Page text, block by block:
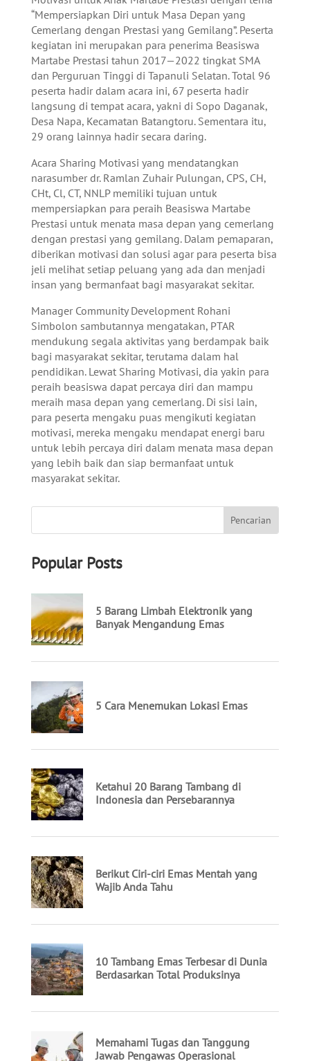
“Mempersiapkan Diri untuk Masa Depan yang
Cemerlang dengan Prestasi yang Gemilang”. Peserta
kegiatan ini merupakan para penerima Beasiswa
Martabe Prestasi tahun 2017—2022 tingkat SMA
dan Perguruan Tinggi di Tapanuli Selatan. Total 96
peserta hadir dalam acara ini, 67 peserta hadir
langsung di tempat acara, yakni di Sopo Daganak,
Desa Napa, Kecamatan Batangtoru. Sementara itu,
29 orang lainnya hadir secara daring.
Acara Sharing Motivasi yang mendatangkan
narasumber dr. Ramlan Zuhair Pulungan, CPS, CH,
CHt, Cl, CT, NNLP memiliki tujuan untuk
mempersiapkan para peraih Beasiswa Martabe
Prestasi untuk menata masa depan yang cemerlang
dengan prestasi yang gemilang. Dalam pemaparan,
diberikan motivasi dan solusi agar para peserta bisa
jeli melihat setiap peluang yang ada dan menjadi
insan yang bermanfaat bagi masyarakat sekitar.
Manager Community Development Rohani
Simbolon sambutannya mengatakan, PTAR
mendukung segala aktivitas yang berdampak baik
bagi masyarakat sekitar, terutama dalam hal
pendidikan. Lewat Sharing Motivasi, dia yakin para
peraih beasiswa dapat percaya diri dan mampu
meraih masa depan yang cemerlang. Di sisi lain,
para peserta mengaku puas mengikuti kegiatan
motivasi, mereka mengaku mendapat energi baru
untuk lebih percaya diri dalam menata masa depan
yang lebih baik dan siap bermanfaat untuk
masyarakat sekitar.
Popular Posts